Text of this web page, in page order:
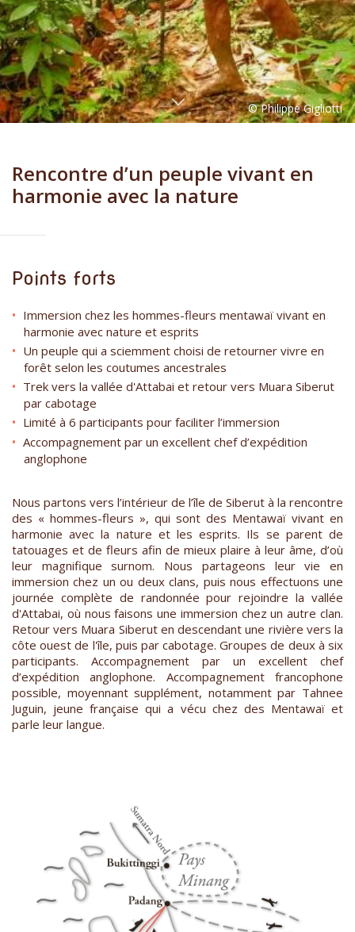
Rencontre d’un peuple vivant en
harmonie avec la nature
Points forts
Immersion chez les hommes-fleurs mentawaï vivant en
harmonie avec nature et esprits
Un peuple qui a sciemment choisi de retourner vivre en
forêt selon les coutumes ancestrales
Trek vers la vallée d'Attabai et retour vers Muara Siberut
par cabotage
Limité à 6 participants pour faciliter l’immersion
Accompagnement par un excellent chef d’expédition
anglophone
Nous partons vers l’intérieur de l’île de Siberut à la rencontre
des « hommes-fleurs », qui sont des Mentawaï vivant en
harmonie avec la nature et les esprits. Ils se parent de
tatouages et de fleurs afin de mieux plaire à leur âme, d’où
leur magnifique surnom. Nous partageons leur vie en
immersion chez un ou deux clans, puis nous effectuons une
journée complète de randonnée pour rejoindre la vallée
d'Attabai, où nous faisons une immersion chez un autre clan.
Retour vers Muara Siberut en descendant une rivière vers la
côte ouest de l'île, puis par cabotage. Groupes de deux à six
participants. Accompagnement par un excellent chef
d’expédition anglophone. Accompagnement francophone
possible, moyennant supplément, notamment par Tahnee
Juguin, jeune française qui a vécu chez des Mentawaï et
parle leur langue.